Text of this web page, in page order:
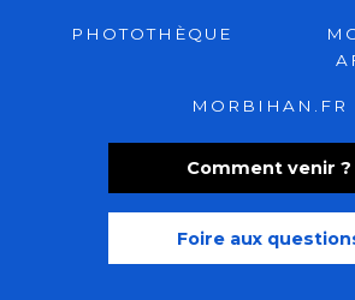
Comment venir ?
Foire aux
PHOTOTHÈQUE
MORBIHAN.FR